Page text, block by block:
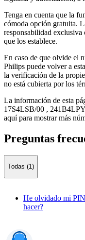
Tenga en cuenta que la
cómoda opción gratuita.
responsabilidad
que los establece.
En caso de que olvide el
Philips puede volver a
la verificación de la
no está cubierta por los
La información de esta
17S4LSB/00 ,
aquí para mostrar más
Preguntas
Todas (1)
He olvidado mi
hacer?